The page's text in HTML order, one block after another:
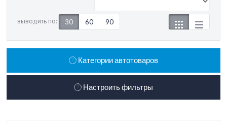
выводить по: 30 60 90
Категории автотоваров
Настроить фильтры